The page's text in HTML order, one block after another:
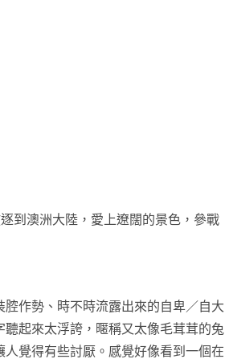
澳洲大陸，愛上遼闊的景色，參戰
作勢、時不時流露出來的自卑／自大
起來太浮誇，暱稱又太像毛茸茸的兔
覺得有些討厭。感覺好像看到一個在